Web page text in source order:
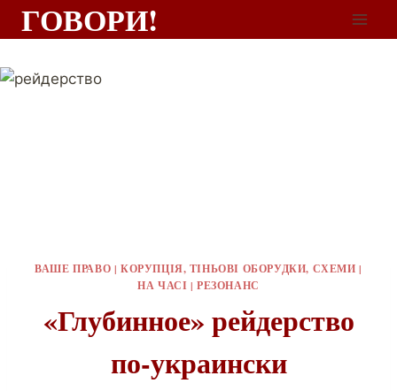
ГОВОРИ!
ВАШЕ ПРАВО | КОРУПЦІЯ, ТІНЬОВІ ОБОРУДКИ, СХЕМИ |
НА ЧАСІ |РЕЗОНАНС
«Глубинное» рейдерство
по-украински